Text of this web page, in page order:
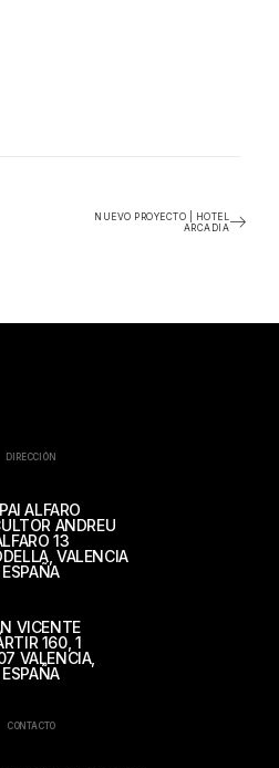
NUEVO PROYECTO | HOTEL
ARCADIA
DIRECCIÓN
ALFARO
ANDREU
13
VALENCIA
ESPAÑA
VICENTE
160, 1
VALENCIA,
ESPAÑA
CONTACTO